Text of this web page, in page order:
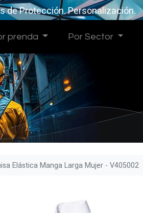
de Protección. Personalización.
prenda Por Sector
Elástica Manga Larga Mujer - V405002